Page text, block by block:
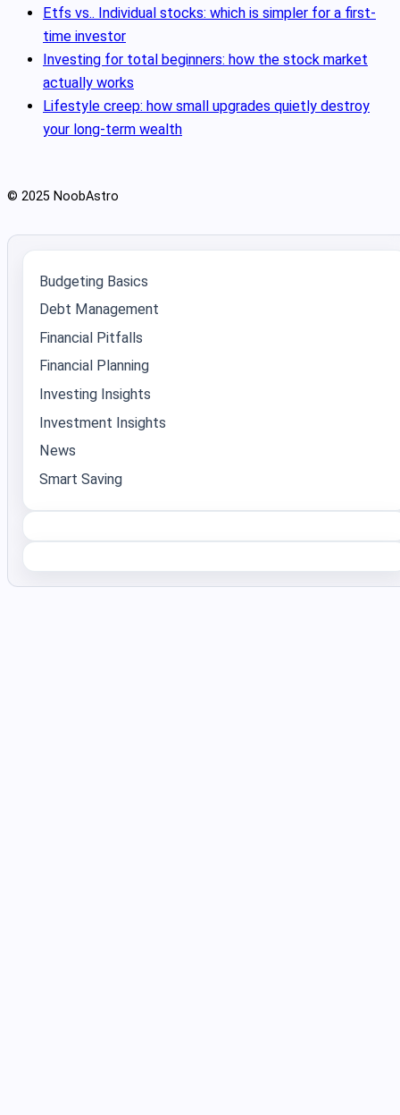
Etfs vs.. Individual stocks: which is simpler for a first-
time investor
Investing for total beginners: how the stock market
actually works
Lifestyle creep: how small upgrades quietly destroy
your long-term wealth
© 2025 NoobAstro
Budgeting Basics
Debt Management
Financial Pitfalls
Financial Planning
Investing Insights
Investment Insights
News
Smart Saving